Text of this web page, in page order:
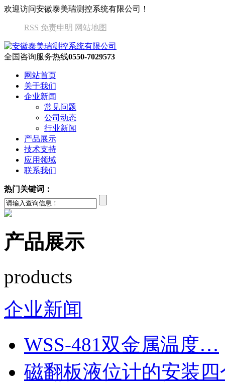
欢迎访问安徽泰美瑞测控系统有限公司！
RSS 免责申明 网站地图
全国咨询服务热线0550-7029573
网站首页
关于我们
企业新闻
常见问题
公司动态
行业新闻
产品展示
技术支持
应用领域
联系我们
热门关键词：
产品展示
products
企业新闻
WSS-481双金属温度…
磁翻板液位计的安装四